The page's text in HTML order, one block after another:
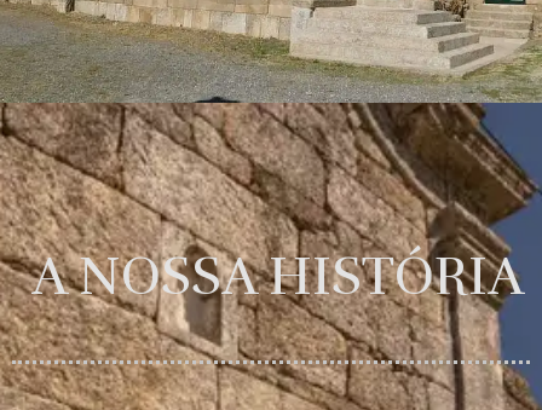
A NOSSA HISTÓRIA